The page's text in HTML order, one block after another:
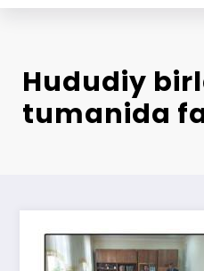
Hududiy
tumanida